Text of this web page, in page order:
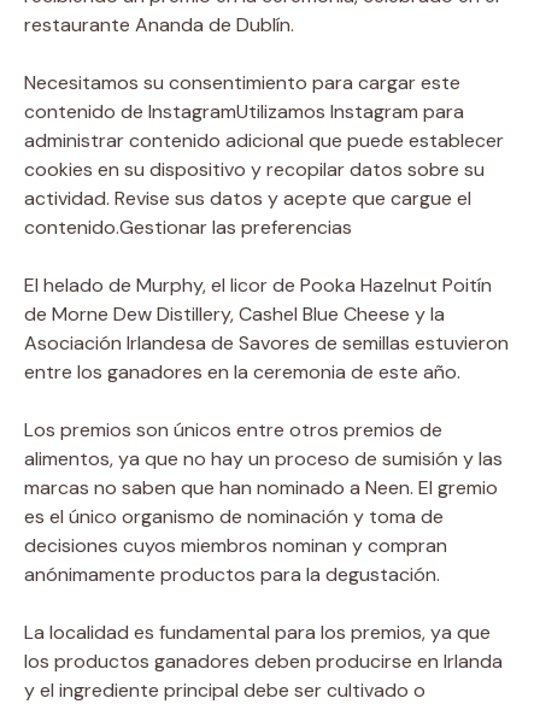
restaurante Ananda de Dublín.
Necesitamos su consentimiento para cargar este
contenido de InstagramUtilizamos Instagram para
administrar contenido adicional que puede establecer
cookies en su dispositivo y recopilar datos sobre su
actividad. Revise sus datos y acepte que cargue el
contenido.Gestionar las preferencias
El helado de Murphy, el licor de Pooka Hazelnut Poitín
de Morne Dew Distillery, Cashel Blue Cheese y la
Asociación Irlandesa de Savores de semillas estuvieron
entre los ganadores en la ceremonia de este año.
Los premios son únicos entre otros premios de
alimentos, ya que no hay un proceso de sumisión y las
marcas no saben que han nominado a Neen. El gremio
es el único organismo de nominación y toma de
decisiones cuyos miembros nominan y compran
anónimamente productos para la degustación.
La localidad es fundamental para los premios, ya que
los productos ganadores deben producirse en Irlanda
y el ingrediente principal debe ser cultivado o